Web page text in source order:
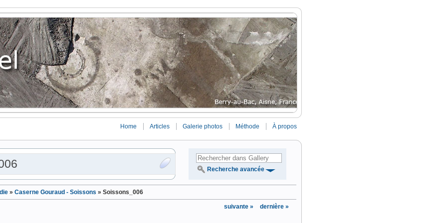
Home Articles Galerie photos Méthode À propos
Recherche avancée
» Caserne Gouraud - Soissons » Soissons_006
suivante » dernière »